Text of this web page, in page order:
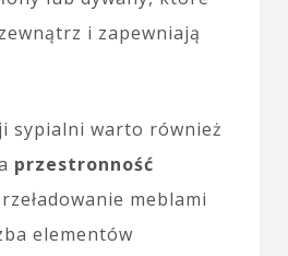
i zapewniają
sypialni warto również
przestronność
meblami
elementów